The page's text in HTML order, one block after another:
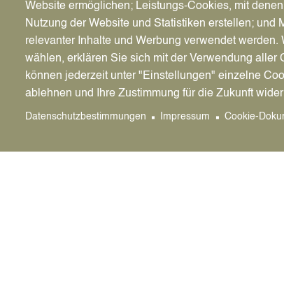
Christina Nitz, Raum 2.23, Tel.: 02363/
Erschließungsbeiträge
Tel.: 02363/107-375
Website ermöglichen; Leistungs-Cookies, mit
Nutzung der Website und Statistiken erstellen; und
relevanter Inhalte und Werbung verwendet
wählen, erklären Sie sich mit der Verwendung aller
können jederzeit unter "Einstellungen" einzelne
ablehnen und Ihre Zustimmung für die Zukunft
Datenschutzbestimmungen Impressum Cookie-